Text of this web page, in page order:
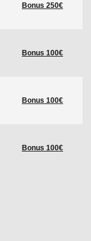
Bonus 250€
Bonus 100€
Bonus 100€
Bonus 100€